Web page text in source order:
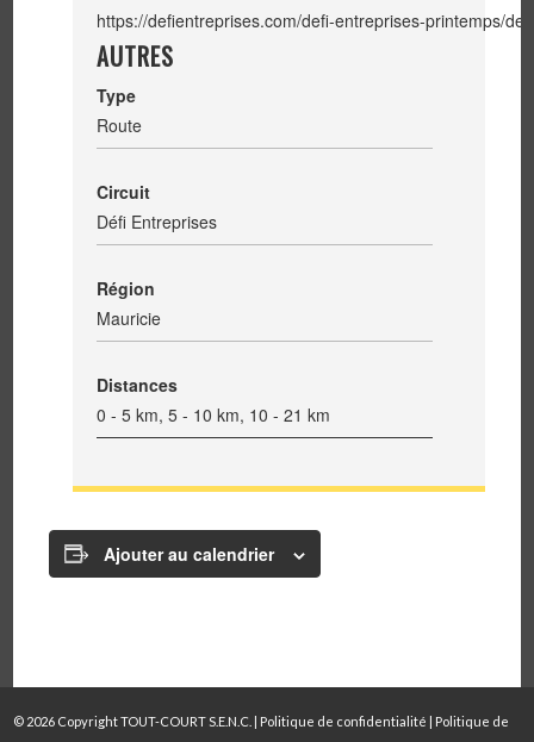
https://defientreprises.com/defi-entreprises-printemps/
AUTRES
Type
Route
Circuit
Défi Entreprises
Région
Mauricie
Distances
0 - 5 km, 5 - 10 km, 10 - 21 km
Ajouter au calendrier
© 2026 Copyright TOUT-COURT S.E.N.C. | Politique de confidentialité | Politique de